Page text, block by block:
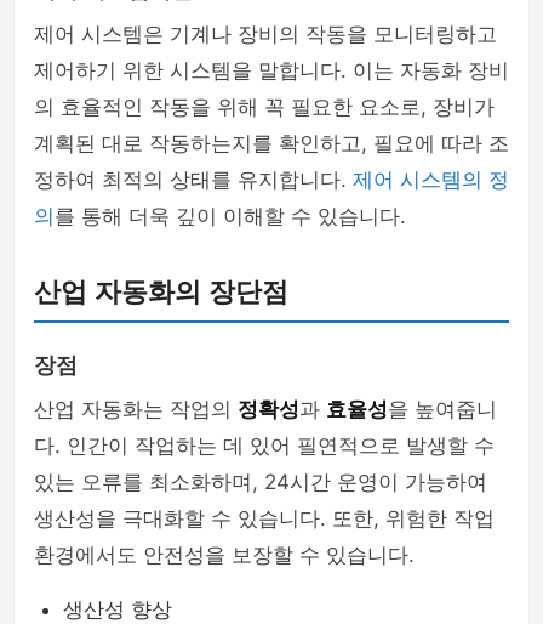
제어 시스템은 기계나 장비의 작동을 모니터링하고
제어하기 위한 시스템을 말합니다. 이는 자동화 장비
의 효율적인 작동을 위해 꼭 필요한 요소로, 장비가
계획된 대로 작동하는지를 확인하고, 필요에 따라 조
정하여 최적의 상태를 유지합니다. 제어 시스템의 정
의 를 통해 더욱 깊이 이해할 수 있습니다.
산업 자동화의 장단점
장점
산업 자동화는 작업의 정확성과 효율성을 높여줍니
다. 인간이 작업하는 데 있어 필연적으로 발생할 수
있는 오류를 최소화하며, 24시간 운영이 가능하여
생산성을 극대화할 수 있습니다. 또한, 위험한 작업
환경에서도 안전성을 보장할 수 있습니다.
생산성 향상